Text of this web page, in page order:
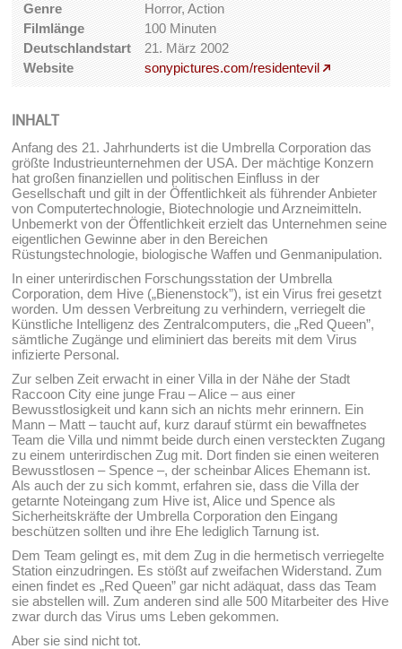
Genre
Horror, Action
Filmlänge
100 Minuten
Deutschlandstart
21. März 2002
Website
sonypictures.com/residentevil
INHALT
Anfang des 21. Jahrhunderts ist die Umbrella Corporation das
größte Industrieunternehmen der USA. Der mächtige Konzern
hat großen finanziellen und politischen Einfluss in der
Gesellschaft und gilt in der Öffentlichkeit als führender Anbieter
von Computertechnologie, Biotechnologie und Arzneimitteln.
Unbemerkt von der Öffentlichkeit erzielt das Unternehmen seine
eigentlichen Gewinne aber in den Bereichen
Rüstungstechnologie, biologische Waffen und Genmanipulation.
In einer unterirdischen Forschungsstation der Umbrella
Corporation, dem Hive („Bienenstock”), ist ein Virus frei gesetzt
worden. Um dessen Verbreitung zu verhindern, verriegelt die
Künstliche Intelligenz des Zentralcomputers, die „Red Queen”,
sämtliche Zugänge und eliminiert das bereits mit dem Virus
infizierte Personal.
Zur selben Zeit erwacht in einer Villa in der Nähe der Stadt
Raccoon City eine junge Frau – Alice – aus einer
Bewusstlosigkeit und kann sich an nichts mehr erinnern. Ein
Mann – Matt – taucht auf, kurz darauf stürmt ein bewaffnetes
Team die Villa und nimmt beide durch einen versteckten Zugang
zu einem unterirdischen Zug mit. Dort finden sie einen weiteren
Bewusstlosen – Spence –, der scheinbar Alices Ehemann ist.
Als auch der zu sich kommt, erfahren sie, dass die Villa der
getarnte Noteingang zum Hive ist, Alice und Spence als
Sicherheitskräfte der Umbrella Corporation den Eingang
beschützen sollten und ihre Ehe lediglich Tarnung ist.
Dem Team gelingt es, mit dem Zug in die hermetisch verriegelte
Station einzudringen. Es stößt auf zweifachen Widerstand. Zum
einen findet es „Red Queen” gar nicht adäquat, dass das Team
sie abstellen will. Zum anderen sind alle 500 Mitarbeiter des Hive
zwar durch das Virus ums Leben gekommen.
Aber sie sind nicht tot.